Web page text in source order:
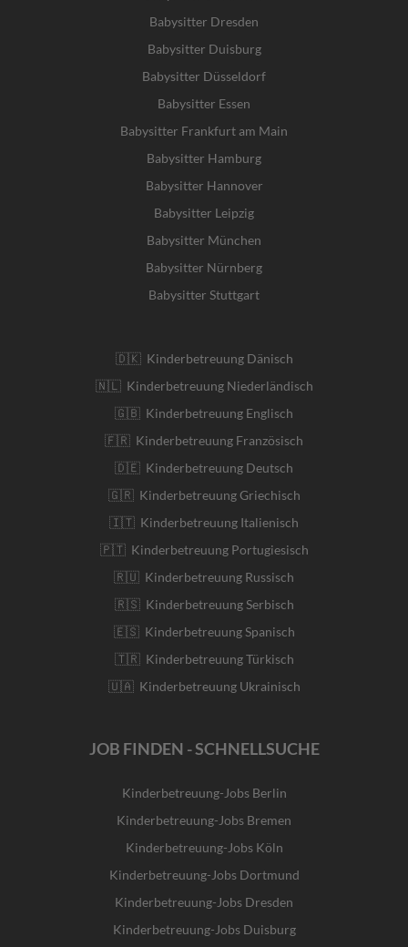
Babysitter Dresden
Babysitter Duisburg
Babysitter Düsseldorf
Babysitter Essen
Babysitter Frankfurt am Main
Babysitter Hamburg
Babysitter Hannover
Babysitter Leipzig
Babysitter München
Babysitter Nürnberg
Babysitter Stuttgart
🇩🇰 Kinderbetreuung Dänisch
🇳🇱 Kinderbetreuung Niederländisch
🇬🇧 Kinderbetreuung Englisch
🇫🇷 Kinderbetreuung Französisch
🇩🇪 Kinderbetreuung Deutsch
🇬🇷 Kinderbetreuung Griechisch
🇮🇹 Kinderbetreuung Italienisch
🇵🇹 Kinderbetreuung Portugiesisch
🇷🇺 Kinderbetreuung Russisch
🇷🇸 Kinderbetreuung Serbisch
🇪🇸 Kinderbetreuung Spanisch
🇹🇷 Kinderbetreuung Türkisch
🇺🇦 Kinderbetreuung Ukrainisch
JOB FINDEN - SCHNELLSUCHE
Kinderbetreuung-Jobs Berlin
Kinderbetreuung-Jobs Bremen
Kinderbetreuung-Jobs Köln
Kinderbetreuung-Jobs Dortmund
Kinderbetreuung-Jobs Dresden
Kinderbetreuung-Jobs Duisburg